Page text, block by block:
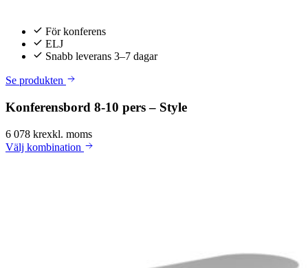
För konferens
ELJ
Snabb leverans 3–7 dagar
Se produkten
Konferensbord 8-10 pers – Style
6 078 krexkl. moms
Välj kombination